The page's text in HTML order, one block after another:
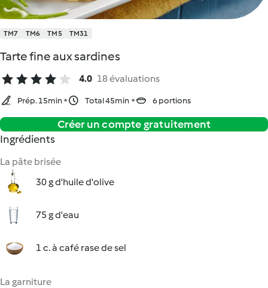
TM7 TM6 TM5 TM31
Tarte fine aux sardines
4.0 18 évaluations
Prép. 15min Total 45min 6 portions
Créer un compte gratuitement
Ingrédients
La pâte brisée
30 g d'huile d'olive
75 g d'eau
1 c. à café rase de sel
La garniture